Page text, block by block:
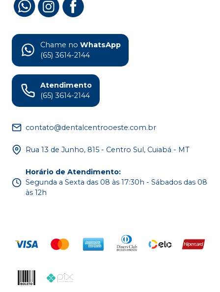
Chame no WhatsApp
(65) 3614-2144
Atendimento
(65) 3614-2144
contato@dentalcentrooeste.com.br
Rua 13 de Junho, 815 - Centro Sul, Cuiabá - MT
Horário de Atendimento:
Segunda a Sexta das 08 às 17:30h - Sábados das 08
às 12h